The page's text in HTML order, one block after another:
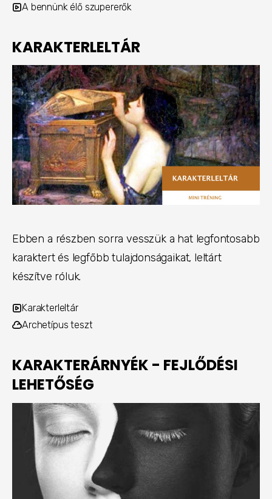
A bennünk élő szupererők
KARAKTERLELTÁR
Ebben a részben sorra vesszük a hat legfontosabb
karaktert és legfőbb tulajdonságaikat, leltárt
készítve róluk.
Karakterleltár
Archetípus teszt
KARAKTERÁRNYÉK - FEJLŐDÉSI
LEHETŐSÉG